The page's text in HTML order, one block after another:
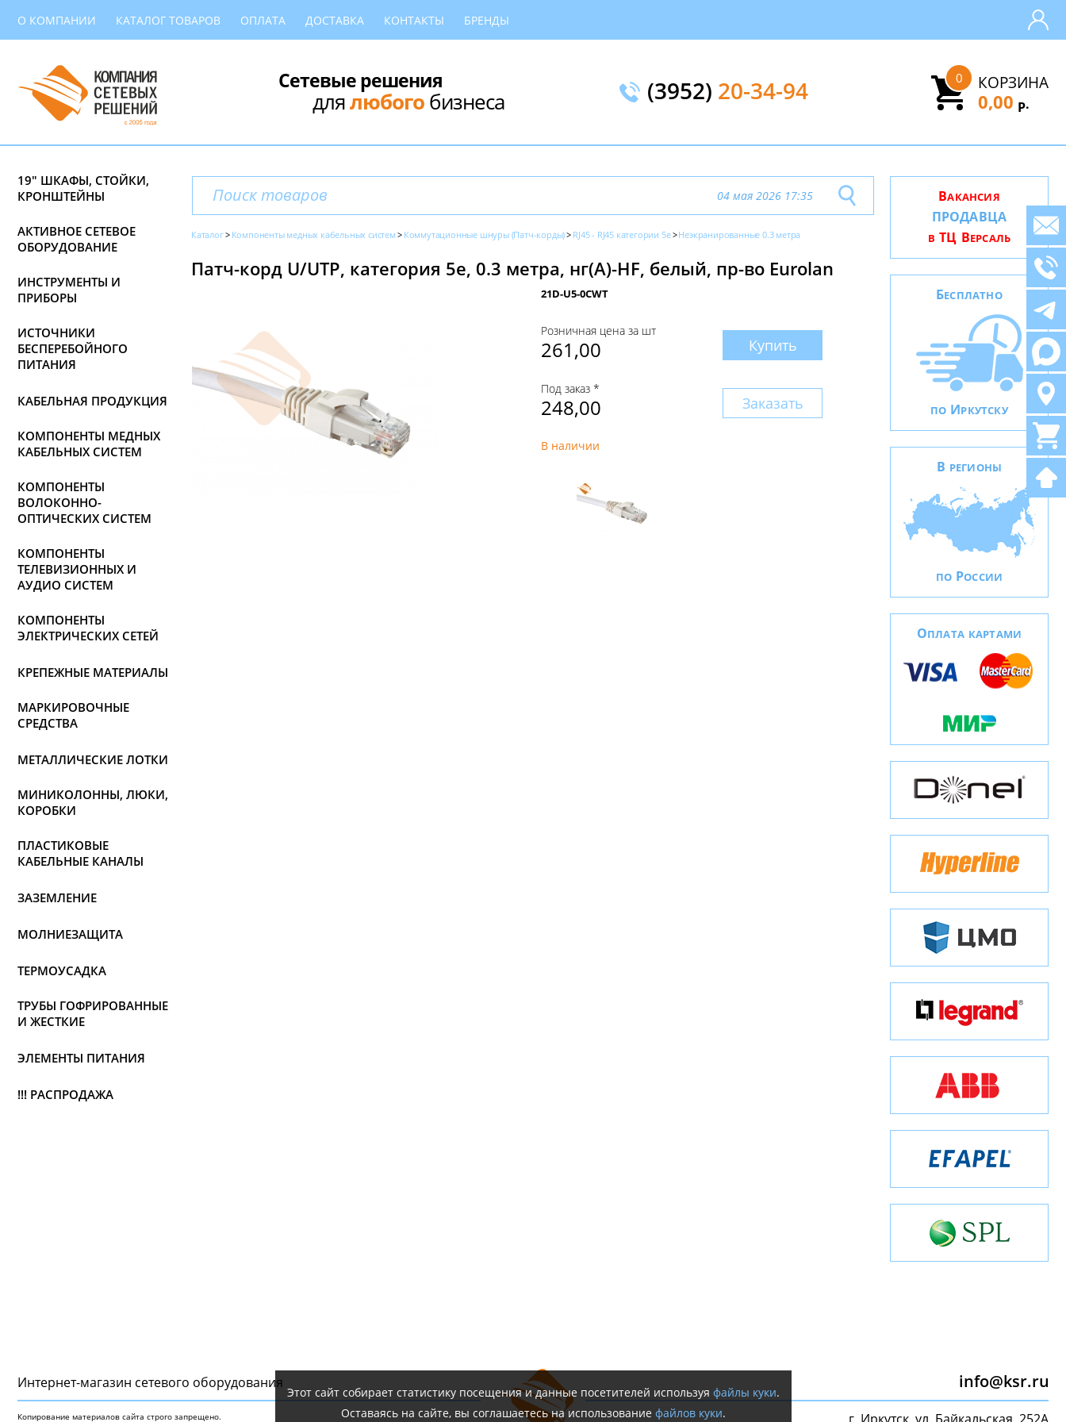
О КОМПАНИИ КАТАЛОГ ТОВАРОВ ОПЛАТА ДОСТАВКА КОНТАКТЫ БРЕНДЫ
Сетевые решения
длялюбогобизнеса (3952) 20-34-94 КОРЗИНА
0
0,00 Р.
19" ШКАФЫ, СТОЙКИ,
КРОНШТЕЙНЫ
АКТИВНОЕ СЕТЕВОЕ
ОБОРУДОВАНИЕ
ИНСТРУМЕНТЫ И
ПРИБОРЫ
ИСТОЧНИКИ
БЕСПЕРЕБОЙНОГО
ПИТАНИЯ
КАБЕЛЬНАЯ ПРОДУКЦИЯ
КОМПОНЕНТЫ МЕДНЫХ
КАБЕЛЬНЫХ СИСТЕМ
КОМПОНЕНТЫ
ВОЛОКОННО-
ОПТИЧЕСКИХ СИСТЕМ
КОМПОНЕНТЫ
ТЕЛЕВИЗИОННЫХ И
АУДИО СИСТЕМ
КОМПОНЕНТЫ
ЭЛЕКТРИЧЕСКИХ СЕТЕЙ
КРЕПЕЖНЫЕ МАТЕРИАЛЫ
МАРКИРОВОЧНЫЕ
СРЕДСТВА
МЕТАЛЛИЧЕСКИЕ ЛОТКИ
МИНИКОЛОННЫ, ЛЮКИ,
КОРОБКИ
ПЛАСТИКОВЫЕ
КАБЕЛЬНЫЕ КАНАЛЫ
ЗАЗЕМЛЕНИЕ
МОЛНИЕЗАЩИТА
ТЕРМОУСАДКА
ТРУБЫ ГОФРИРОВАННЫЕ
И ЖЕСТКИЕ
ЭЛЕМЕНТЫ ПИТАНИЯ
!!! РАСПРОДАЖА
04 мая 2026 17:35
Каталог Компоненты медных кабельных систем Коммутационные шнуры (Патч-корды) RJ45 - RJ45 категории 5e Неэкранированные 0.3 метрa
Патч-корд U/UTP, категория 5е, 0.3 метрa, нг(А)-HF, белый, пр-во Eurolan
21D-U5-0CWT
Розничная цена за шт
261,00 Купить
Под заказ *
248,00 Заказать
В наличии
ВАКАНСИЯ
ПРОДАВЦА
В ТЦ ВЕРСАЛЬ
БЕСПЛАТНО
ПО ИРКУТСКУ
В РЕГИОНЫ
ПО РОССИИ
ОПЛАТА КАРТАМИ
Интернет-магазин сетeвого оборудования
Копирование материалов сайта строго запрещено.
info@ksr.ru
Этот сайт собирает статистику посещения и данные посетителей используя файлы куки.
Оставаясь на сайте, вы соглашаетесь на использование файлов куки.